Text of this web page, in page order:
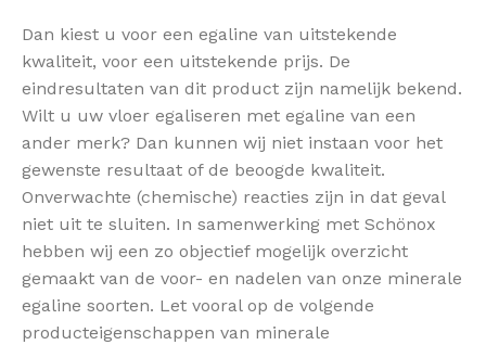
Dan kiest u voor een egaline van uitstekende
kwaliteit, voor een uitstekende prijs. De
eindresultaten van dit product zijn namelijk bekend.
Wilt u uw vloer egaliseren met egaline van een
ander merk? Dan kunnen wij niet instaan voor het
gewenste resultaat of de beoogde kwaliteit.
Onverwachte (chemische) reacties zijn in dat geval
niet uit te sluiten. In samenwerking met Schönox
hebben wij een zo objectief mogelijk overzicht
gemaakt van de voor- en nadelen van onze minerale
egaline soorten. Let vooral op de volgende
producteigenschappen van minerale